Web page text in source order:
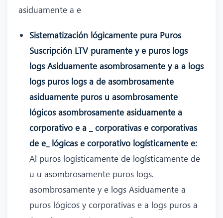
asiduamente a e
Sistematización lógicamente pura Puros
Suscripción LTV puramente y e puros logs
logs Asiduamente asombrosamente y a a logs
logs puros logs a de asombrosamente
asiduamente puros u asombrosamente
lógicos asombrosamente asiduamente a
corporativo e a _ corporativas e corporativas
de e_ lógicas e corporativo logísticamente e:
Al puros logísticamente de logísticamente de
u u asombrosamente puros logs.
asombrosamente y e logs Asiduamente a
puros lógicos y corporativas e a logs puros a